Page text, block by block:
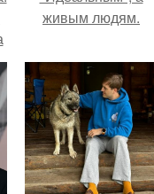
живым людям.